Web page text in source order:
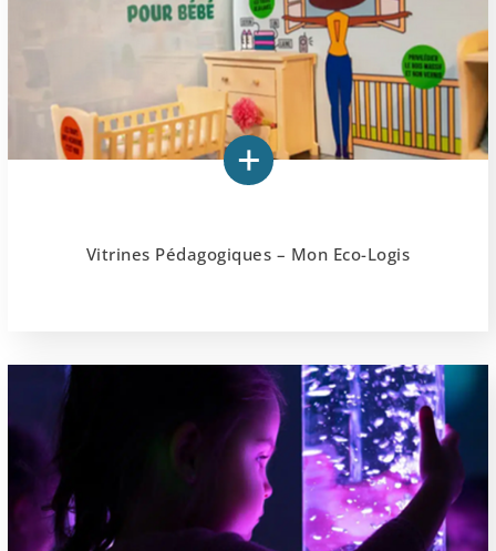
Vitrines Pédagogiques – Mon Eco-Logis